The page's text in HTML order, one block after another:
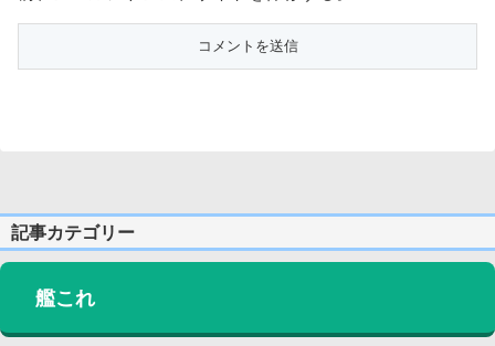
記事カテゴリー
艦これ